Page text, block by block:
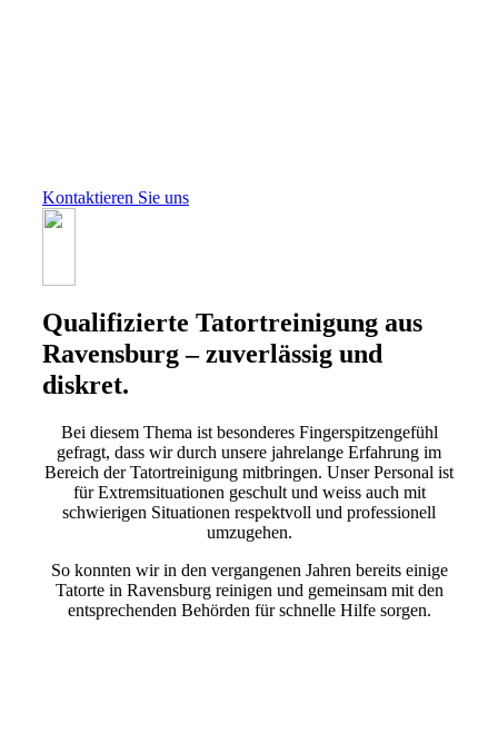
Kontaktieren Sie uns
Qualifizierte Tatortreinigung aus
Ravensburg – zuverlässig und
diskret.
Bei diesem Thema ist besonderes Fingerspitzengefühl
gefragt, dass wir durch unsere jahrelange Erfahrung im
Bereich der Tatortreinigung mitbringen. Unser Personal ist
für Extremsituationen geschult und weiss auch mit
schwierigen Situationen respektvoll und professionell
umzugehen.
So konnten wir in den vergangenen Jahren bereits einige
Tatorte in Ravensburg reinigen und gemeinsam mit den
entsprechenden Behörden für schnelle Hilfe sorgen.